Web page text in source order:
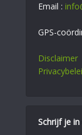
Email :
GPS-
Disclaimer
Schrijf je